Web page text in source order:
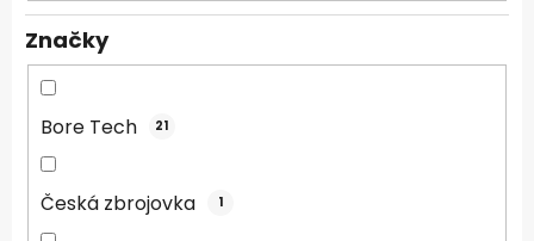
ůZnačky
Bore Tech 21
Česká zbrojovka 1